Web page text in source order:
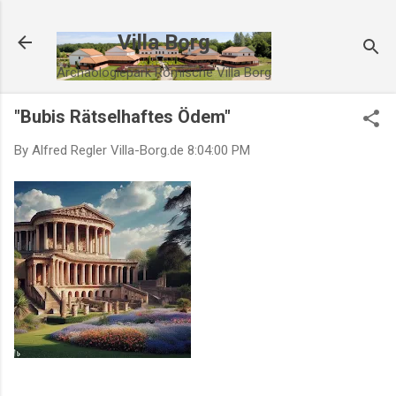
Villa Borg
Archäologiepark Römische Villa Borg
"Bubis Rätselhaftes Ödem"
By Alfred Regler Villa-Borg.de 8:04:00 PM